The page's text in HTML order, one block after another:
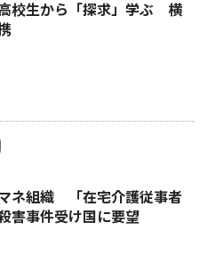
校生から「探求」学ぶ 横
ネ組織 「在宅介護従事者
害事件受け国に要望